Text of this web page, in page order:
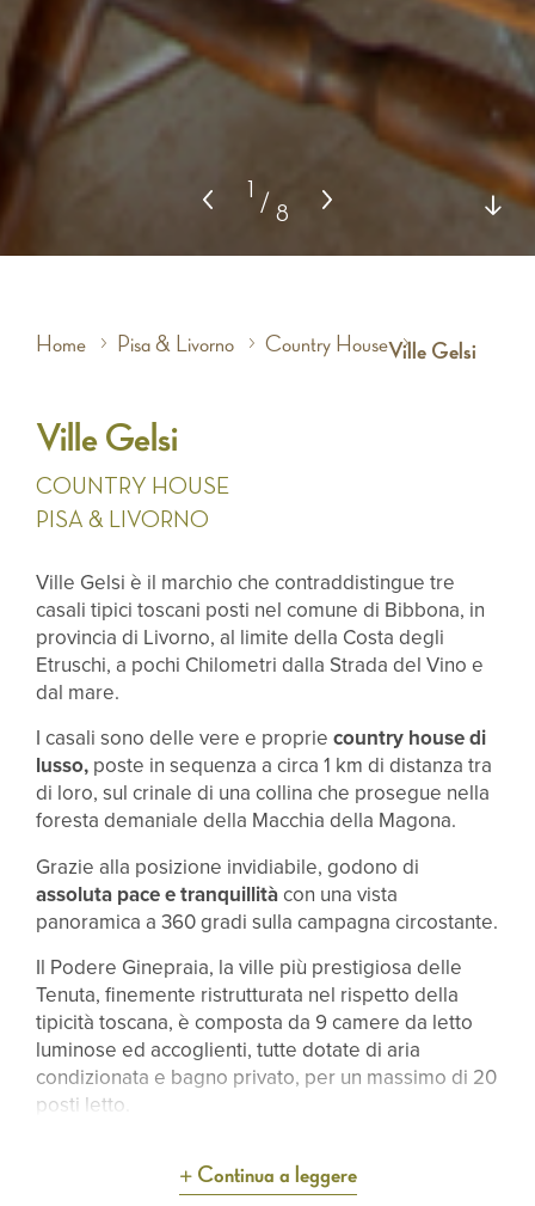
1 / 8
Home Pisa & Livorno Country HouseVille Gelsi
Ville Gelsi
COUNTRY HOUSE
PISA & LIVORNO
Ville Gelsi è il marchio che contraddistingue tre
casali tipici toscani posti nel comune di Bibbona, in
provincia di Livorno, al limite della Costa degli
Etruschi, a pochi Chilometri dalla Strada del Vino e
dal mare.
I casali sono delle vere e proprie country house di
lusso, poste in sequenza a circa 1 km di distanza tra
di loro, sul crinale di una collina che prosegue nella
foresta demaniale della Macchia della Magona.
Grazie alla posizione invidiabile, godono di
assoluta pace e tranquillitàcon una vista
panoramica a 360 gradi sulla campagna circostante.
Il Podere Ginepraia, la ville più prestigiosa delle
Tenuta, finemente ristrutturata nel rispetto della
tipicità toscana, è composta da 9 camere da letto
luminose ed accoglienti, tutte dotate di aria
condizionata e bagno privato, per un massimo di 20
posti letto.
Continua a leggere